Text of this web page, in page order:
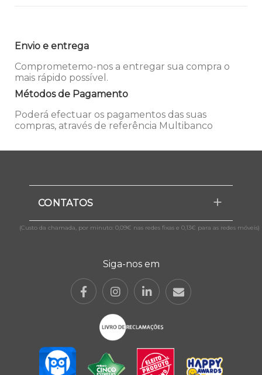
Envio e entrega
Comprometemo-nos a entregar sua compra o
mais rápido possível.
Métodos de Pagamento
Poderá efectuar os pagamentos das suas
compras, através de referência Multibanco
CONTATOS
(Custo da chamada, por minuto: 0,09€ nas redes fixas e 0,13€ para as redes móveis)
Siga-nos em